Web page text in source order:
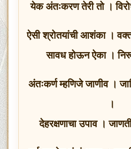
येक अंतःकरण तेरी तो ।
ऐसी श्रोतयांची आशंका ।
सावध होऊन ऐका ।
अंतःकर्ण म्हणिजे जाणीव ।
।
देहरक्षणाचा उपाव ।